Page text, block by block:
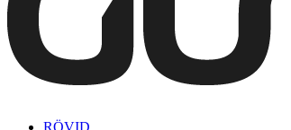
RÖVID